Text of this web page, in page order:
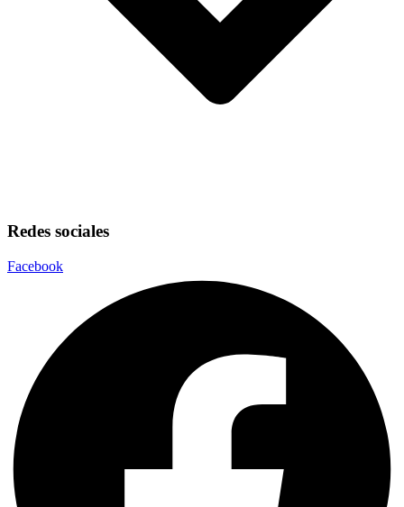
Redes sociales
Facebook